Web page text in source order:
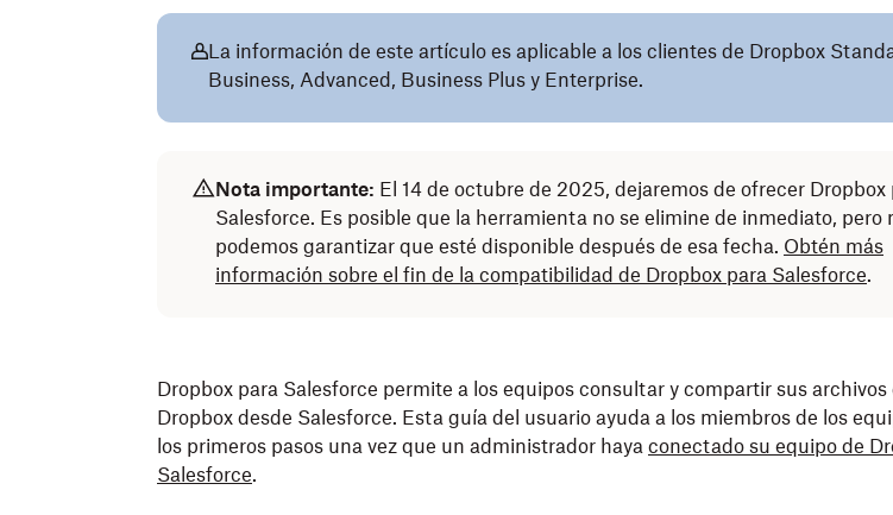
La información de este artículo es aplicable a los clientes de Dropbox
Business, Advanced, Business Plus y Enterprise.
Nota importante: El 14 de octubre de 2025, dejaremos de ofrecer Dropbox
Salesforce. Es posible que la herramienta no se elimine de inmediato, pero
podemos garantizar que esté disponible después de esa fecha. Obtén más
información sobre el fin de la compatibilidad de Dropbox para Salesforce.
Dropbox para Salesforce permite a los equipos consultar y compartir sus archivos
Dropbox desde Salesforce. Esta guía del usuario ayuda a los miembros de los
los primeros pasos una vez que un administrador haya conectado su equipo de
Salesforce.